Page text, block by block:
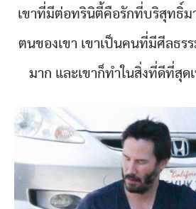
เขาที่มีต่อทรินิตี้คือรักที่บริสุทธิ์
ตนของเขา เขาเป็นคนที่มีศีลธร
มาก และเขาก็ทำในสิ่งที่ดีที่สุด